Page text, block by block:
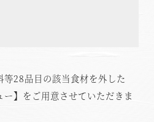
等28品目の該当食材を外した
ー】をご用意させていただきま